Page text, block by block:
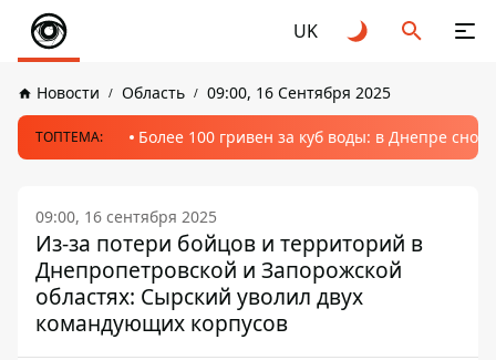
UK
Новости Область 09:00, 16 Сентября 2025
ТОПТЕМА: Более 100 гривен за куб воды: в Днепре
09:00, 16 сентября 2025
Из-за потери бойцов и территорий в
Днепропетровской и Запорожской
областях: Сырский уволил двух
командующих корпусов